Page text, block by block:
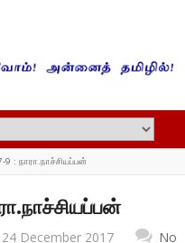
9 : நாரா.நாச்சியப்பன்
24 December 2017
No